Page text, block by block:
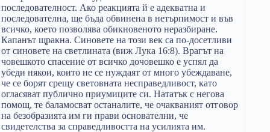
последователност. Ако реакцията й е адекватна и
последователна, ще бъда обвинена в нетърпимост и във
всичко, което позволява обикновеното неразбиране.
Капанът щракна. Синовете на този век са по-досетливи
от синовете на светлината (виж Лука 16:8). Врагът на
човешкото спасение от всичко дочовешко е успял да
убеди някои, които не се нуждаят от много убеждаване,
че се борят срещу световната несправедливост, като
огласяват публично приумиците си. Нататък с негова
помощ, те баламосват останалите, че очакваният отговор
на безобразията им ги прави основателни, че
свидетелства за справедливостта на усилията им.